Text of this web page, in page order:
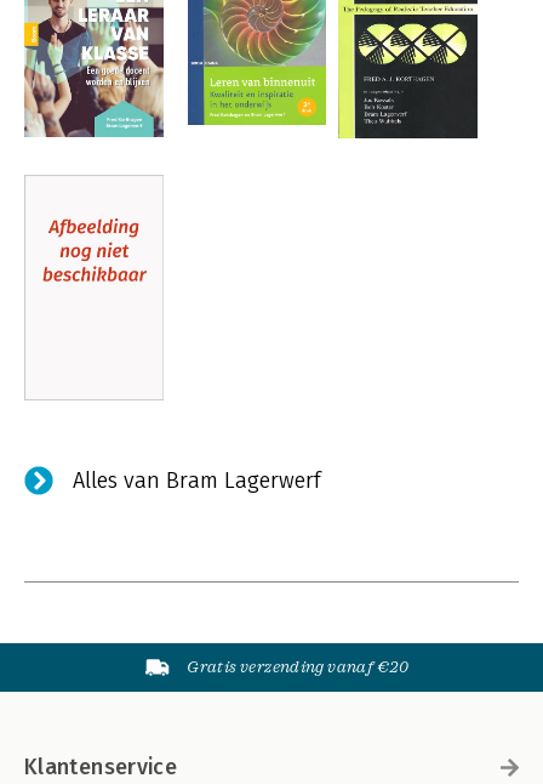
Alles van Bram Lagerwerf
Gratis verzending vanaf €20
Klantenservice